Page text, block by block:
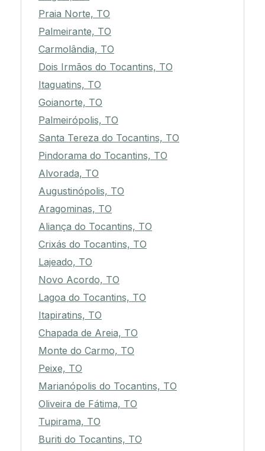
Praia Norte, TO
Palmeirante, TO
Carmolândia, TO
Dois Irmãos do Tocantins, TO
Itaguatins, TO
Goianorte, TO
Palmeirópolis, TO
Santa Tereza do Tocantins, TO
Pindorama do Tocantins, TO
Alvorada, TO
Augustinópolis, TO
Aragominas, TO
Aliança do Tocantins, TO
Crixás do Tocantins, TO
Lajeado, TO
Novo Acordo, TO
Lagoa do Tocantins, TO
Itapiratins, TO
Chapada de Areia, TO
Monte do Carmo, TO
Peixe, TO
Marianópolis do Tocantins, TO
Oliveira de Fátima, TO
Tupirama, TO
Buriti do Tocantins, TO